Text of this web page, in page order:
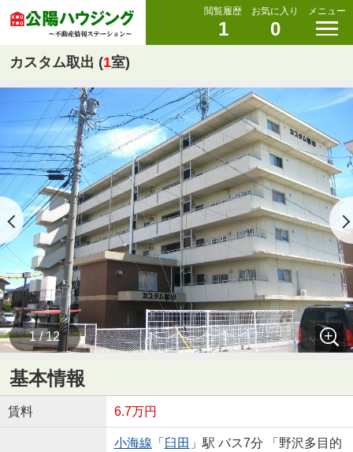
閲覧履歴
1
お気に入り
0
メニュー
カスタム取出 (1室)
1 / 12
基本情報
賃料 6.7万円
小海線 「 臼田 」駅 バス7分 「野沢多目的